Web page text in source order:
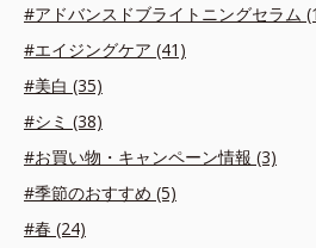
#アドバンスドブライトニングセラム
#エイジングケア (41)
#美白 (35)
#シミ (38)
#お買い物・キャンペーン情報 (3)
#季節のおすすめ (5)
#春 (24)